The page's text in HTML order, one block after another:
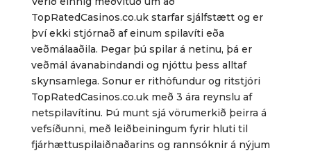
TopRatedCasinos.co.uk starfar sjálfstætt og er
því ekki stjórnað af einum spilavíti eða
veðmálaaðila. Þegar þú spilar á netinu, þá er
veðmál ávanabindandi og njóttu þess alltaf
skynsamlega. Sonur er rithöfundur og ritstjóri
TopRatedCasinos.co.uk með 3 ára reynslu af
netspilavítinu. Þú munt sjá vörumerkið þeirra á
vefsíðunni, með leiðbeiningum fyrir hluti til
fjárhættuspilaiðnaðarins og rannsóknir á nýjum